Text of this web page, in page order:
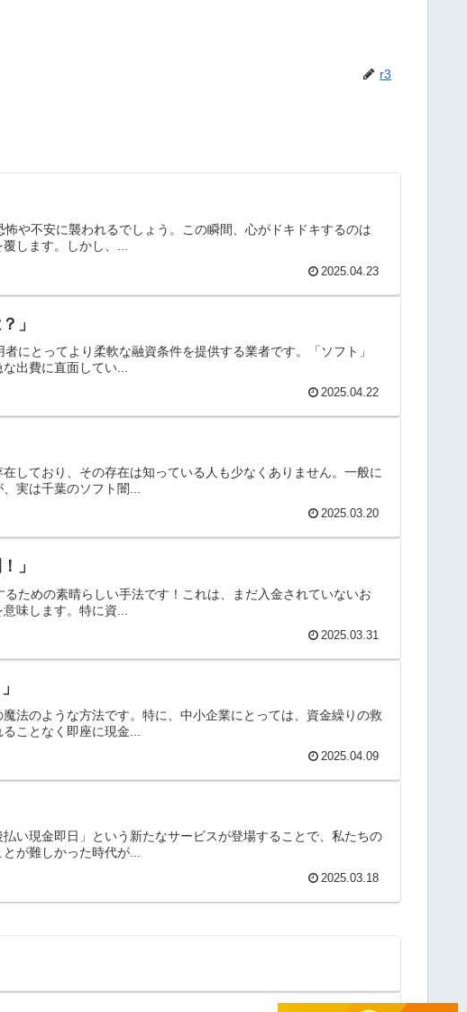
r3
や不安に襲われるでしょう。この瞬間、心がドキドキするのは
します。しかし、...
2025.04.23
」
にとってより柔軟な融資条件を提供する業者です。「ソフト」
出費に直面してい...
2025.04.22
しており、その存在は知っている人も少なくありません。一般に
実は千葉のソフト闇...
2025.03.20
」
ための素晴らしい手法です！これは、まだ入金されていないお
味します。特に資...
2025.03.31
法のような方法です。特に、中小企業にとっては、資金繰りの救
ことなく即座に現金...
2025.04.09
い現金即日」という新たなサービスが登場することで、私たちの
が難しかった時代が...
2025.03.18